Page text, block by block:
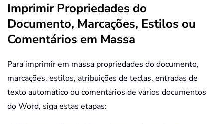
Imprimir Propriedades do
Documento, Marcações, Estilos ou
Comentários em Massa
Para imprimir em massa propriedades do documento,
marcações, estilos, atribuições de teclas, entradas de
texto automático ou comentários de vários documentos
do Word, siga estas etapas: